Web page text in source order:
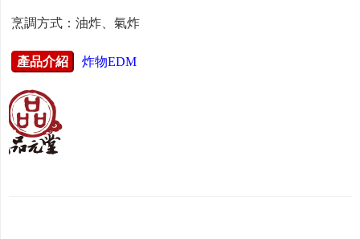
烹調方式：油炸、氣炸
產品介紹 炸物EDM